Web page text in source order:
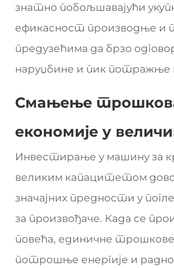
знатно побољшавајући
ефикасност производње и
предузећима да брзо
наруџбине и пик
Смањење
економије у
Инвестирање у машину за
великим капацитетом
значајних предности у
за произвођаче. Када се
повећа, единичне
потрошње енергије и